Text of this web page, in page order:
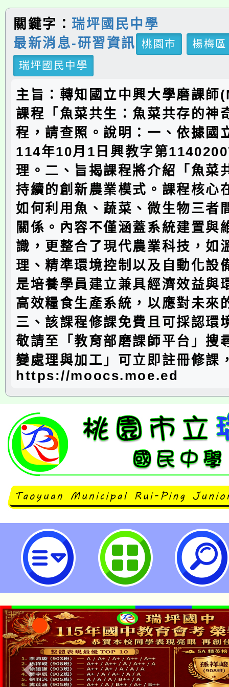
關鍵字： 瑞坪國民中學
最新消息-研習資訊
桃園市
楊梅區
瑞坪國民中學
主旨：轉知國立中興大學磨課師
課程「魚菜共生：魚菜共存的神
程，請查照。說明：一、依據國
114年10月1日興教字第
理。二、旨揭課程將介紹「魚菜
持續的創新農業模式。課程核心
如何利用魚、蔬菜、微生物三者
關係。內容不僅涵蓋系統建置與
識，更整合了現代農業科技，如
理、精準環境控制以及自動化設
是培養學員建立兼具經濟效益與
高效糧食生產系統，以應對未來
三、該課程修課免費且可採認環
敬請至「教育部磨課師平台」搜
變處理與加工」可立即註冊修課
https://moocs.moe.ed
國立中興大學磨課師(MOOC)線上
生：魚菜共存的神奇之道」課程-
中學